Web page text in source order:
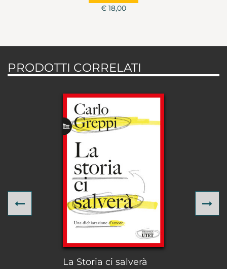
€ 18,00
PRODOTTI CORRELATI
La Storia ci salverà
Previous